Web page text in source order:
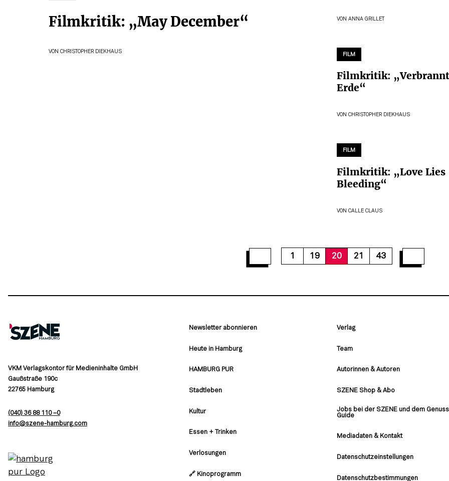
Filmkritik: „May December“
VON CHRISTOPHER DIEKHAUS
VON ANNA GRILLET
FILM
Filmkritik:
Erde“
VON CHRISTOPHER DIEKHAUS
FILM
Filmkritik: „Love Lies
Bleeding“
VON CALLE CLAUS
1 19 20 21 43
26 29 30 3334
VKM Verlagskontor für Medieninhalte GmbH
Gaußstraße 190c
22765 Hamburg
(040) 36 88 110 –0
moc.grubmah-enezs@ofni
Newsletter abonnieren
Heute in Hamburg
HAMBURG PUR
Stadtleben
Kultur
Essen + Trinken
Verlosungen
🔗 Kinoprogramm
Verlag
Team
Autorinnen & Autoren
SZENE Shop & Abo
Jobs bei der SZENE und dem
Guide
Mediadaten & Kontakt
Datenschutzeinstellungen
Datenschutzbestimmungen